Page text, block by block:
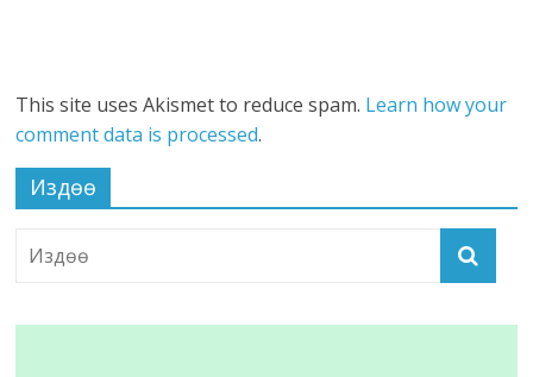
This site uses Akismet to reduce spam. Learn how your
comment data is processed.
Издөө